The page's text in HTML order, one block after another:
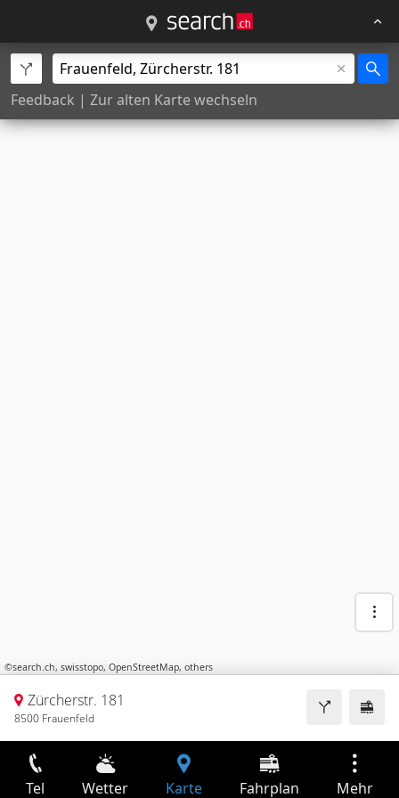
Feedback | Zur alten Karte wechseln
©search.ch, swisstopo, OpenStreetMap, others
Zürcherstr. 181
8500 Frauenfeld
Tel Wetter Karte Fahrplan Mehr